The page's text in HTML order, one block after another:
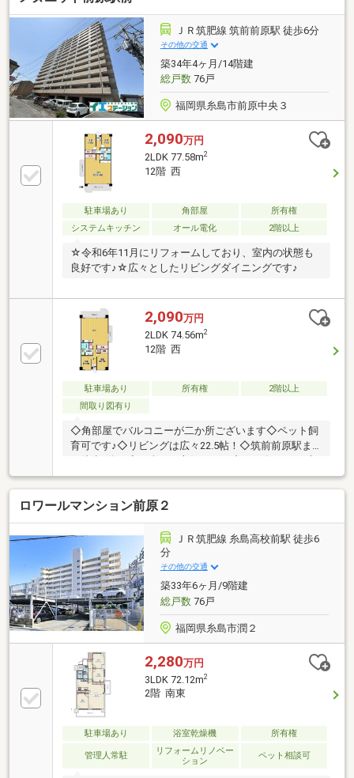
具・玄関収納等交換照明器具新規設置～ライフインフ
ォメーション～昭和バス「前原」停まで徒歩3分前原
小学校 約510m前原中学校 約1310mAコープ前原駅
南店 約660ｍファミリーマート前原中央店 約370ｍ
お気軽にお問合せ下さいませ。
ＪＲ筑肥線 筑前前原駅 徒歩6分
その他の交通
築34年4ヶ月/14階建
総戸数76戸
福岡県糸島市前原中央３
2,090万円
2LDK 77.58m2
12階 西
駐車場あり 角部屋
所有権
システムキッチン
オール電化 2階以上
☆令和6年11月にリフォームしており、室内の状態も
良好です♪☆広々としたリビングダイニングです♪
2,090万円
2LDK 74.56m2
12階 西
駐車場あり 所有権
2階以上
間取り図有り
◇角部屋でバルコニーが二か所ございます◇ペット飼
育可です♪◇リビングは広々22.5帖！◇筑前前原駅ま
回りとクロスのリフォーム済
ロワールマンション前原２
ＪＲ筑肥線 糸島高校前駅 徒歩6
分
その他の交通
築33年6ヶ月/9階建
総戸数76戸
福岡県糸島市潤２
2,280万円
3LDK 72.12m2
2階 南東
駐車場あり 浴室乾燥機 所有権
管理人常駐
リフォームリノベー
ション
ペット相談可